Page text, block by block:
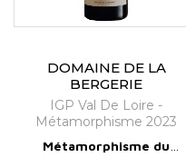
DOMAINE DE LA
BERGERIE
IGP Val De Loire -
Métamorphisme 2023
Métamorphisme du